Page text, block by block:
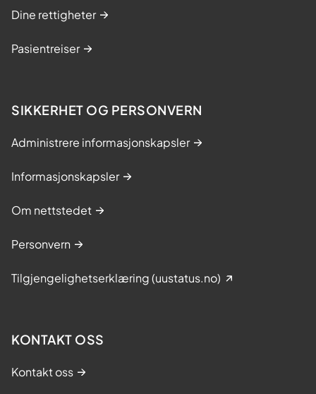
Dine rettigheter
Pasientreiser
SIKKERHET OG PERSONVERN
Administrere informasjonskapsler
Informasjonskapsler
Om nettstedet
Personvern
Tilgjengelighetserklæring (uustatus.no)
KONTAKT OSS
Kontakt oss